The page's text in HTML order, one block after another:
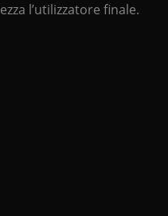
l’utilizzatore finale.